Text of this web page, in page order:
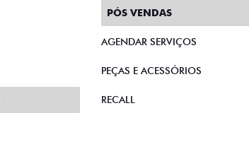
PÓS VENDAS
AGENDAR SERVIÇOS
PEÇAS E ACESSÓRIOS
RECALL